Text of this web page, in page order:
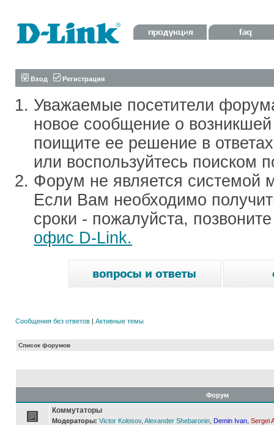
Вход Регистрация
Уважаемые посетители
новое сообщение о
поищите ее решение в
или воспользуйтесь поиском
Форум не является системой
Если Вам необходимо
сроки - пожалуйста,
офис D-Link.
Сообщения без ответов | Активные темы
Список форумов
Форум
Коммутаторы
Модераторы: Victor Kolosov, Alexander Shebaronin Demin Ivan Sergei